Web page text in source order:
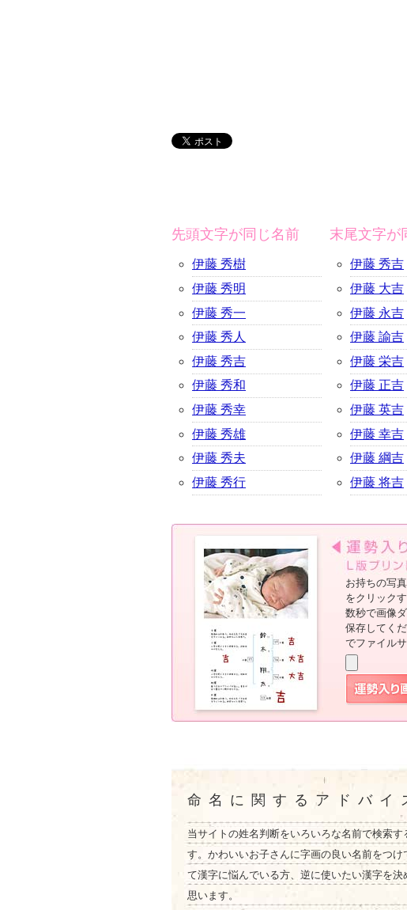
先頭文字が同じ名前
伊藤 秀樹
伊藤 秀明
伊藤 秀一
伊藤 秀人
伊藤 秀吉
伊藤 秀和
伊藤 秀幸
伊藤 秀雄
伊藤 秀夫
伊藤 秀行
末尾文字が
伊藤 秀吉
伊藤 大吉
伊藤 永吉
伊藤 諭吉
伊藤 栄吉
伊藤 正吉
伊藤 英吉
伊藤 幸吉
伊藤 綱吉
伊藤 将吉
お持ちの写
をクリック
数秒で画像
保存してく
でファイル
命名に関するアドバイ
当サイトの姓名判断をいろいろな名前で検索
す。かわいいお子さんに字画の良い名前をつ
て漢字に悩んでいる方、逆に使いたい漢字を
思います。